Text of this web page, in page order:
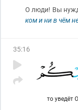
О люди! Вы
ком и ни в чём
35:16
то уведёт